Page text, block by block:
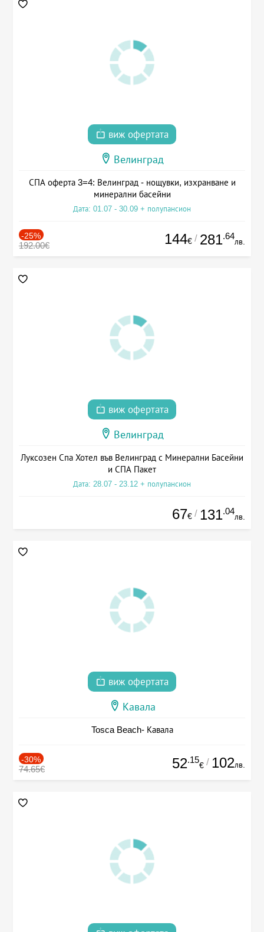
виж офертата
Велинград
СПА оферта 3=4: Велинград - нощувки, изхранване и
минерални басейни
Дата: 01.07 - 30.09 + полупансион
-25%
192.00€ 144€ / 281.64
лв.
виж офертата
Велинград
Луксозен Спа Хотел във Велинград с Минерални Басейни
и СПА Пакет
Дата: 28.07 - 23.12 + полупансион
67€ / 131.04
лв.
виж офертата
Кавала
Tosca Beach- Кавала
-30%
74.65€ 52.15
€ / 102лв.